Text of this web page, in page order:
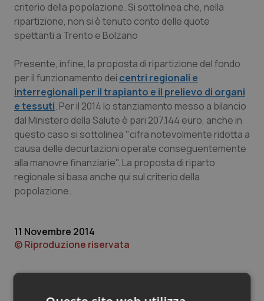
Umbria
Valle D’Aosta
Veneto
Oftalmologia
Oncodermatologia
Oncoematologia
Oncologia & Nutrizione
Psoriasi & pelle
Quotidiano Cardiologia
Quotidiano Chirurgia
Quotidiano Pediatria
criterio della popolazione. Si sottolinea che, nella
ripartizione, non si è tenuto conto delle quote
spettanti a Trento e Bolzano
Presente, infine, la proposta di ripartizione del fondo
per il funzionamento dei centri regionali e
interregionali per il trapianto e il prelievo di organi
e tessuti. Per il 2014 lo stanziamento messo a bilancio
dal Ministero della Salute è pari 207.144 euro, anche in
questo caso si sottolinea "cifra notevolmente ridotta a
causa delle decurtazioni operate conseguentemente
alla manovre finanziarie". La proposta di riparto
regionale si basa anche qui sul criterio della
popolazione.
11 Novembre 2014
© Riproduzione riservata